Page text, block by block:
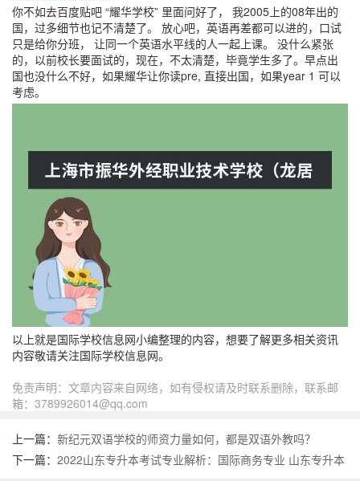
你不如去百度贴吧 “耀华学校” 里面问好了， 我2005上的08年出的
国，过多细节也记不清楚了。 放心吧，英语再差都可以进的，口试
只是给你分班， 让同一个英语水平线的人一起上课。 没什么紧张
的，以前校长要面试的，现在，不太清楚，毕竟学生多了。早点出
国也没什么不好，如果耀华让你读pre, 直接出国，如果year 1 可以
考虑。
以上就是国际学校信息网小编整理的内容，想要了解更多相关资讯
内容敬请关注国际学校信息网。
免责声明：文章内容来自网络，如有侵权请及时联系删除，联系邮
箱：3789926014@qq.com
上一篇： 新纪元双语学校的师资力量如何，都是双语外教吗？
下一篇： 2022山东专升本考试专业解析：国际商务专业 山东专升本